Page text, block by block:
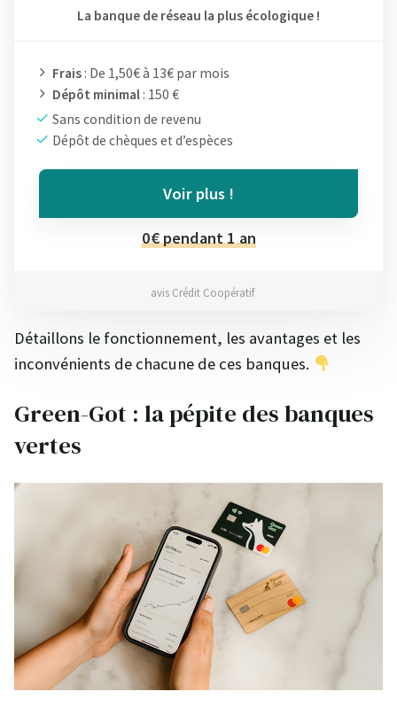
La banque de réseau la plus écologique !
Frais : De 1,50€ à 13€ par mois
Dépôt minimal : 150 €
Sans condition de revenu
Dépôt de chèques et d’espèces
Voir plus !
0€ pendant 1 an
avis Crédit Coopératif
Détaillons le fonctionnement, les avantages et les
inconvénients de chacune de ces banques.
Green-Got : la pépite des banques
vertes